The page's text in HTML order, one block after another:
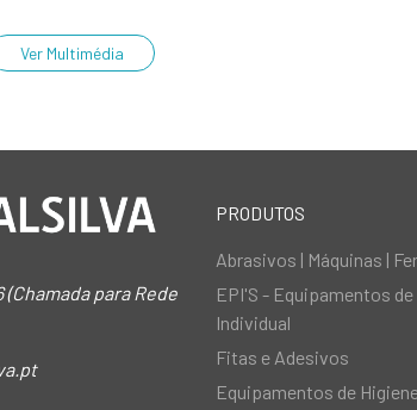
Ver Multimédia
(Chamada para Rede
PRODUTOS
Abrasivos | Máquinas |
EPI'S - Equipamentos
Individual
Fitas e Adesivos
Equipamentos de